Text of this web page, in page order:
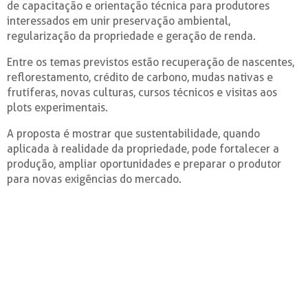
de capacitação e orientação técnica para produtores
interessados em unir preservação ambiental,
regularização da propriedade e geração de renda.
Entre os temas previstos estão recuperação de nascentes,
reflorestamento, crédito de carbono, mudas nativas e
frutíferas, novas culturas, cursos técnicos e visitas aos
plots experimentais.
A proposta é mostrar que sustentabilidade, quando
aplicada à realidade da propriedade, pode fortalecer a
produção, ampliar oportunidades e preparar o produtor
para novas exigências do mercado.